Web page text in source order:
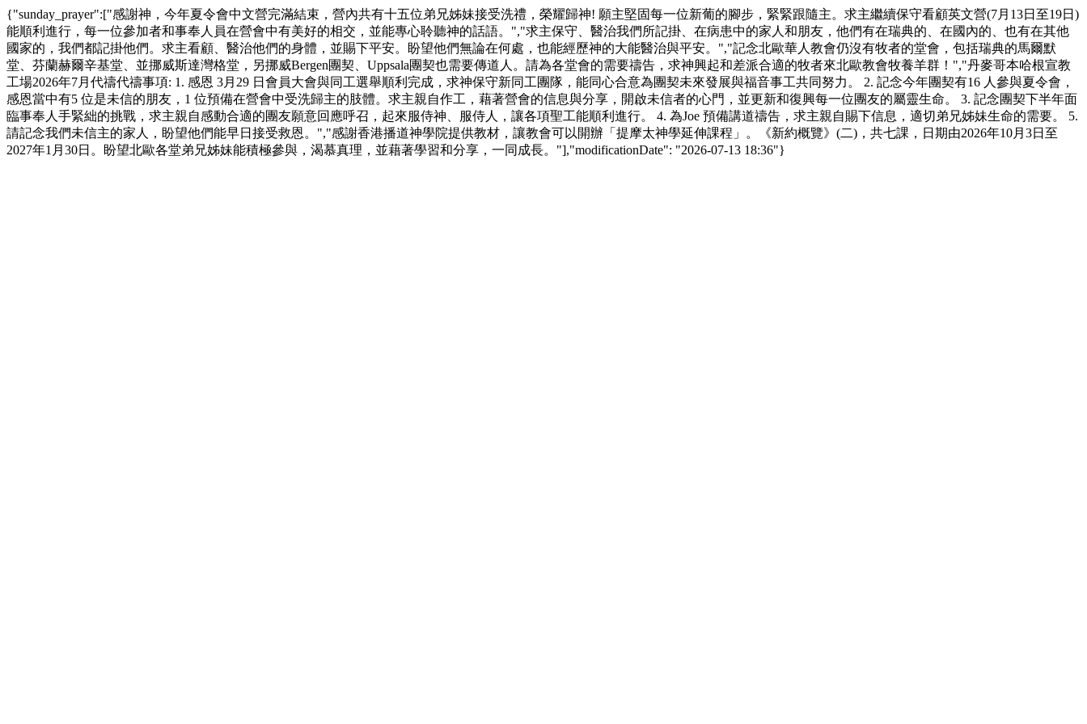
{"sunday_prayer":["感謝神，今年夏令會中文營完滿結束，營內共有十五位弟兄姊妹接受洗禮，榮耀歸神! 願主堅固每一位新葡的腳步，緊緊跟隨主。求主繼續保守看顧英文營(7月13日至19日)
能順利進行，每一位參加者和事奉人員在營會中有美好的相交，並能專心聆聽神的話語。","求主保守、醫治我們所記掛、在病患中的家人和朋友，他們有在瑞典的、在國內的、也有在其他
國家的，我們都記掛他們。求主看顧、醫治他們的身體，並賜下平安。盼望他們無論在何處，也能經歷神的大能醫治與平安。","記念北歐華人教會仍沒有牧者的堂會，包括瑞典的馬爾默
堂、芬蘭赫爾辛基堂、並挪威斯達灣格堂，另挪威Bergen團契、Uppsala團契也需要傳道人。請為各堂會的需要禱告，求神興起和差派合適的牧者來北歐教會牧養羊群！","丹麥哥本哈根宣教
工場2026年7月代禱代禱事項: 1. 感恩 3月29 日會員大會與同工選舉順利完成，求神保守新同工團隊，能同心合意為團契未來發展與福音事工共同努力。 2. 記念今年團契有16 人參與夏令會，
感恩當中有5 位是未信的朋友，1 位預備在營會中受洗歸主的肢體。求主親自作工，藉著營會的信息與分享，開啟未信者的心門，並更新和復興每一位團友的屬靈生命。 3. 記念團契下半年面
臨事奉人手緊絀的挑戰，求主親自感動合適的團友願意回應呼召，起來服侍神、服侍人，讓各項聖工能順利進行。 4. 為Joe 預備講道禱告，求主親自賜下信息，適切弟兄姊妹生命的需要。 5.
請記念我們未信主的家人，盼望他們能早日接受救恩。","感謝香港播道神學院提供教材，讓教會可以開辦「提摩太神學延伸課程」。《新約概覽》(二)，共七課，日期由2026年10月3日至
2027年1月30日。盼望北歐各堂弟兄姊妹能積極參與，渴慕真理，並藉著學習和分享，一同成長。"],"modificationDate": "2026-07-13 18:36"}